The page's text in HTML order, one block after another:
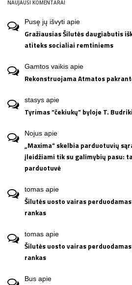
NAUJAUSI KOMENTARAI
Pusę jų išvyti apie
Gražiausias Šilutės daugiabutis
atiteks socialiai remtiniems
Gamtos vaikis apie
Rekonstruojama Atmatos
stasys apie
Tyrimas “čekiukų” byloje T.
Nojus apie
„Maxima“ skelbia parduotuvių
įleidžiami tik su galimybių pasu:
parduotuvė
tomas apie
Šilutės uosto vairas
rankas
tomas apie
Šilutės uosto vairas
rankas
Bus apie